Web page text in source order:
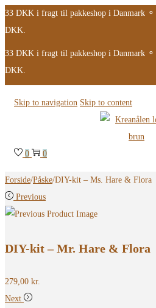
33 DKK i fragt til pakkeshop i Danmark
DKK.
33 DKK i fragt til pakkeshop i Danmark
DKK.
Skip to navigation Skip to content
0 0
Forside/Påske/DIY-kit – Ms. Hare & Flora
Previous
DIY-kit – Mr. Hare & Flora
279,00 kr.
Next